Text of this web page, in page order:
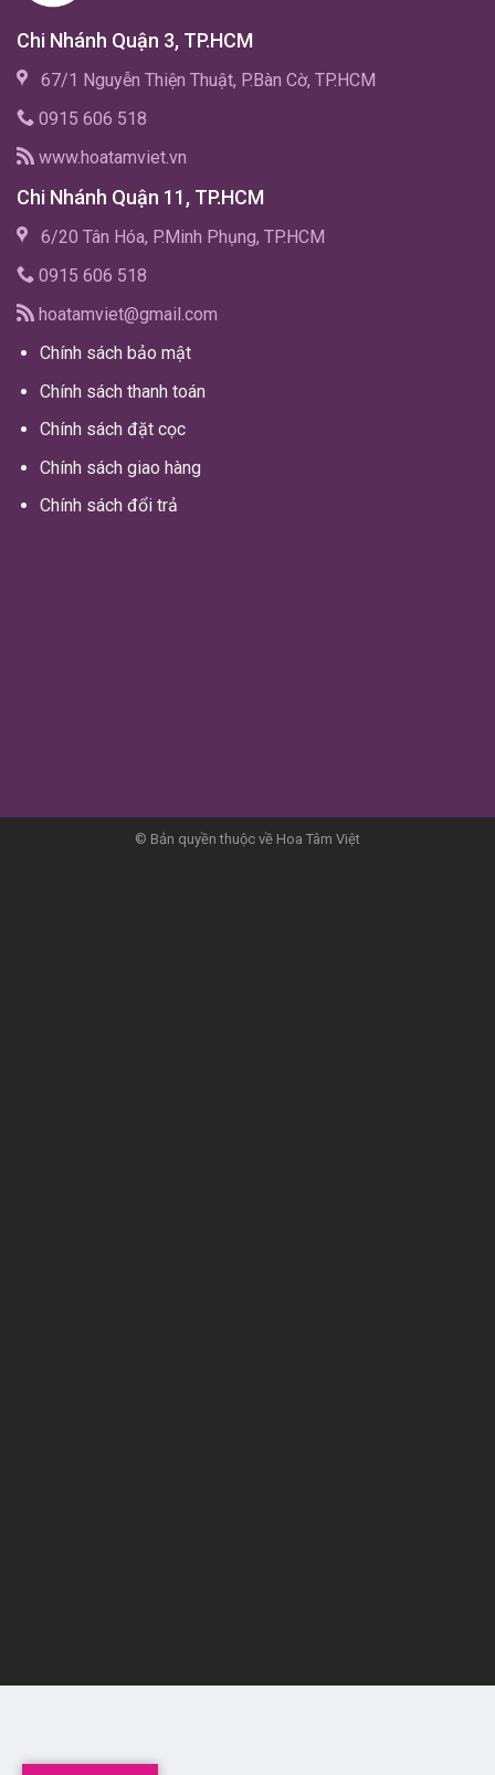
Chi Nhánh Quận 3, TP.HCM
67/1 Nguyễn Thiện Thuật, P.Bàn Cờ, TP.HCM
0915 606 518
www.hoatamviet.vn
Chi Nhánh Quận 11, TP.HCM
6/20 Tân Hóa, P.Minh Phụng, TP.HCM
0915 606 518
hoatamviet@gmail.com
Chính sách bảo mật
Chính sách thanh toán
Chính sách đặt cọc
Chính sách giao hàng
Chính sách đổi trả
© Bản quyền thuộc về Hoa Tâm Việt